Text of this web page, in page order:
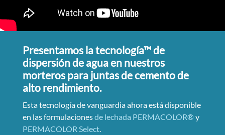
Presentamos la tecnología™ de
dispersión de agua en nuestros
morteros para juntas de cemento de
alto rendimiento.
Esta tecnología de vanguardia ahora está disponible
en las formulacionesde lechada PERMACOLOR®y
PERMACOLOR Select.